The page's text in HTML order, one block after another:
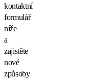
kontaktní
formulář
níže
a
zajistěte
nové
způsoby